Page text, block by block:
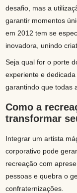
desafio, mas a
garantir momentos
em 2012 tem se
inovadora, unindo
Seja qual for o porte
experiente e
garantindo que todas
Como a
transformar
Integrar um artista
corporativo pode
recreação com
pessoas e quebra o
confraternizações.